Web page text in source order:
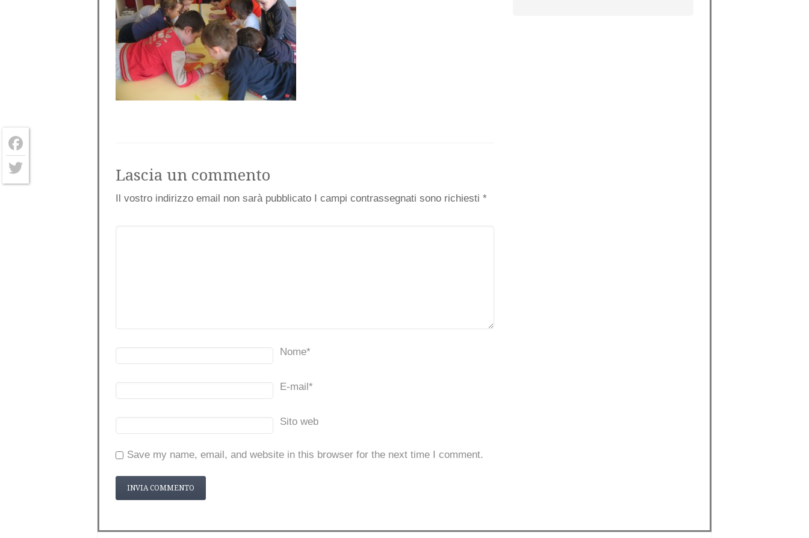
Lascia un commento
Il vostro indirizzo email non sarà pubblicato I campi contrassegnati sono richiesti *
Nome*
E-mail *
Sito web
Save my name, email, and website in this browser for the next time I comment.
Facebook
Twitter